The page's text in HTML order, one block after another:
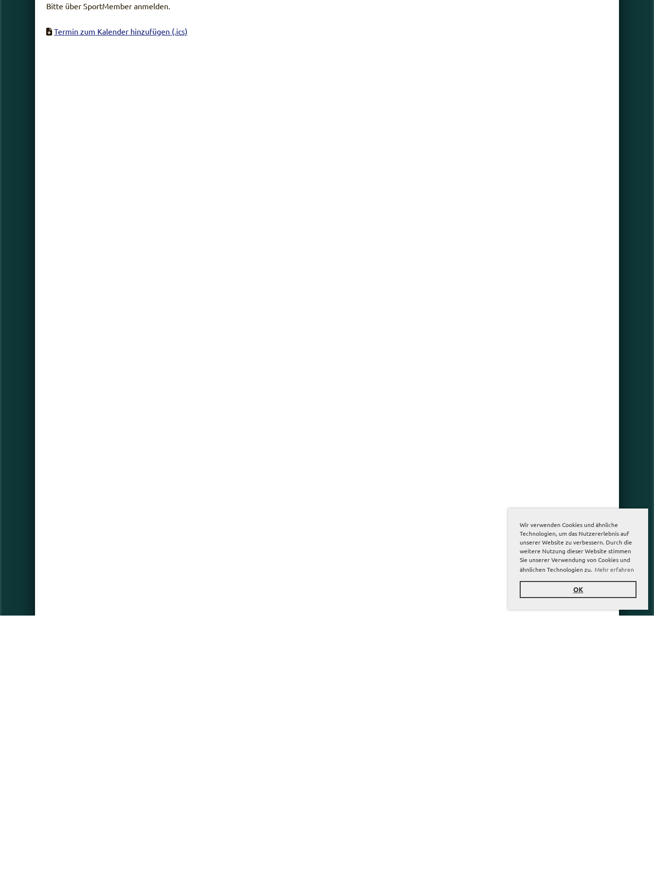
Wir verwenden Cookies und ähnliche
Technologien, um das Nutzererlebnis auf
unserer Website zu verbessern. Durch die
weitere Nutzung dieser Website stimmen
Sie unserer Verwendung von Cookies und
ähnlichen Technologien zu. Mehr erfahren
OK
Bitte über SportMember anmelden.
Termin zum Kalender hinzufügen (.ics)